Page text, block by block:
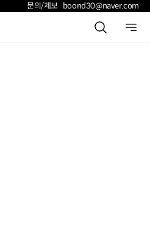
문의/제보 boond30@naver.com